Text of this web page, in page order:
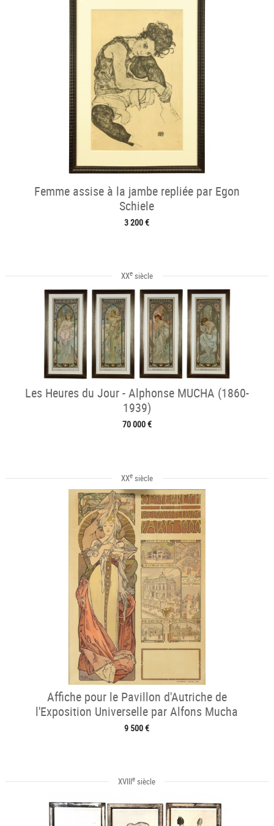
Femme assise à la jambe repliée par Egon
Schiele
3 200 €
XXesiècle
Les Heures du Jour - Alphonse MUCHA (1860-
1939)
70 000 €
XXesiècle
Affiche pour le Pavillon d'Autriche de
l'Exposition Universelle par Alfons Mucha
9 500 €
XVIIIe siècle